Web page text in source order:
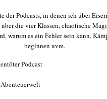
der Podcasts, in denen ich über
über die vier Klassen, chaotische
warum es ein Fehler sein kann,
beginnen uvm.
Podcast